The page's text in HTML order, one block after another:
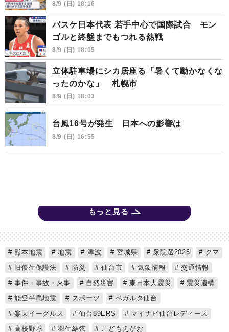
8/9 (日) 18:16
バスケ日本代表 若手中心で国際試合 モン
ゴルと終盤までもつれる熱戦
8/9 (日) 18:05
立体駐車場にシカ居座る「暑くて動かなくな
ったのかな」 札幌市
8/9 (日) 18:03
台風16号が発生 日本への影響は
8/9 (日) 16:55
もっと見る
熊本地震 地震 津波 宮城県 衆院選2026
クマ
旧優生保護法
防災 仙台市 気象情報
交通情報
事件・事故・火事
自然災害 東日本大震災
震災遺構
能登半島地震
スポーツ
ベガルタ仙台
楽天イーグルス
仙台89ERS
マイナビ仙台レディース
高校野球
羽生結弦
こどもえがお